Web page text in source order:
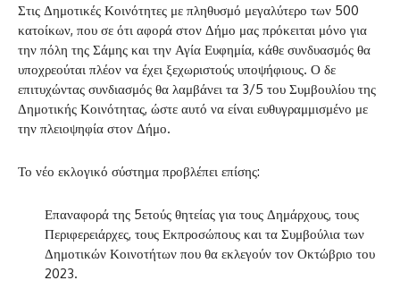
Στις Δημοτικές Κοινότητες με πληθυσμό μεγαλύτερο των 500
κατοίκων, που σε ότι αφορά στον Δήμο μας πρόκειται μόνο για
την πόλη της Σάμης και την Αγία Ευφημία, κάθε συνδυασμός θα
υποχρεούται πλέον να έχει ξεχωριστούς υποψήφιους. Ο δε
επιτυχώντας συνδιασμός θα λαμβάνει τα 3/5 του Συμβουλίου της
Δημοτικής Κοινότητας, ώστε αυτό να είναι ευθυγραμμισμένο με
την πλειοψηφία στον Δήμο.
Το νέο εκλογικό σύστημα προβλέπει επίσης:
Επαναφορά της 5ετούς θητείας για τους Δημάρχους, τους
Περιφερειάρχες, τους Εκπροσώπους και τα Συμβούλια των
Δημοτικών Κοινοτήτων που θα εκλεγούν τον Οκτώβριο του
2023.